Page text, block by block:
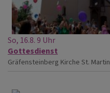
So, 16.8. 9 Uhr
Gottesdienst
Gräfensteinberg Kirche St. Martin